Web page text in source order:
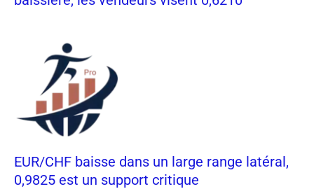
EUR/CHF baisse dans un large range latéral,
0,9825 est un support critique